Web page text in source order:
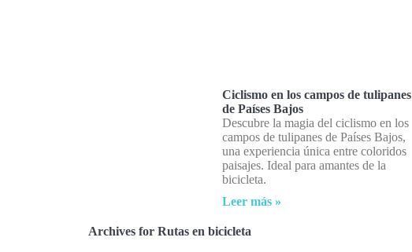
Ciclismo en los campos de tulipanes
de Países Bajos
Descubre la magia del ciclismo en los
campos de tulipanes de Países Bajos,
una experiencia única entre coloridos
paisajes. Ideal para amantes de la
bicicleta.
Leer más »
Archives for Rutas en bicicleta